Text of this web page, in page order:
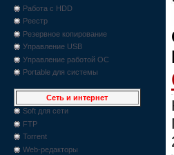
Работа с HDD
Реестр
Резервное копирование
Управление USB
Управление работой ОС
Portable для системы
Сеть и интернет
Soft для сети
FTP
Torrent
Web-редакторы